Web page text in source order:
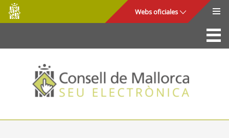
Saltar al contenido principal
Consell
de
Mallorca
Webs oficiales
La Sede
Consejo de Mallorca
Acceso y seguridad
Utilidades